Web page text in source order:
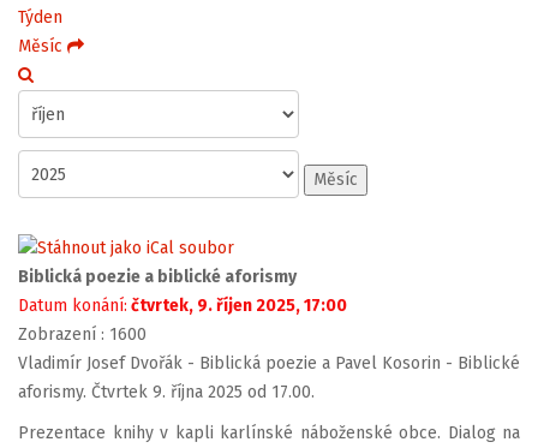
Týden
Měsíc
Měsíc
Biblická poezie a biblické aforismy
Datum konání: čtvrtek, 9. říjen 2025, 17:00
Zobrazení : 1600
Vladimír Josef Dvořák - Biblická poezie a Pavel Kosorin - Biblické
aforismy. Čtvrtek 9. října 2025 od 17.00.
Prezentace knihy v kapli karlínské náboženské obce. Dialog na